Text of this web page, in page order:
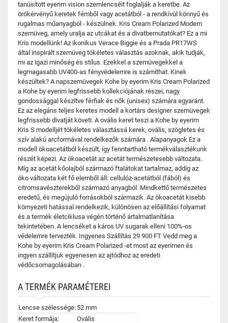
tanúsított eyerim vision szemlencséit foglalják a keretbe. Az
örökérvényű keretek fémből vagy acetátból - a rendkívül könnyű és
rugalmas műanyagból - készülnek. Kris Cream Polarized Modern
szemüveg, amely uralja az utcákat és a divatbemutatókat? Ez a mi
Kris modellünk! Az ikonikus Verace Biggie és a Prada PR17WS
által inspirált szemüveg tökéletes választás azoknak, akik tudják,
mi az igazi minőség és stílus. Ezekkel a szemüvegekkel a
legmagasabb UV400-as fényvédelemre is számíthat. Kinek
készültek? A napszemüvegek Kohe by eyerim Kris Cream Polarized
a Kohe by eyerim legfrissebb kollekciójának részei, nagy
gondossággal készítve férfiak és nők (unisex) számára egyaránt.
Ez az elegáns teljes keretes modell a kortárs designer szemüvegek
legfrissebb divatját követi. A ovális keret teszi a Kohe by eyerim
Kris S modelljét tökéletes választássá kerek, ovális, szögletes és
szív alakú arcformával rendelkezők számára . Alapanyagok Ez a
modell ökoacetátból készült, így fenntartható termékválasztékunk
részét képezi. Az ökoacetát az acetát természetesebb változata.
Míg az acetát kőolajból származó ftalátokat tartalmaz, addig az
öko változata két fő elemből áll: cellulóz-acetátból (fából) és
citromsavészterekből származó anyagból. Mindkettő természetes
eredetű, és megújuló forrásokból származik. Az ökoacetát kisebb
környezeti hatással rendelkezik, különösen az előállítási folyamat
és a termék életciklusa végén történő ártalmatlanítása
tekintetében. A lencséket a káros UV sugarak elleni 100%-os
védelemre tervezték. Ingyenes Szállítás 29 900 FT Vedd meg a
Kohe by eyerim Kris Cream Polarized -et most az eyerimen és
ingyen szállítjuk egyenesen az ajtódhoz az eredeti
védőcsomagolásában .
A TERMÉK PARAMÉTEREI
Lencse szélessége: 52 mm
Keret formája:
Ovális